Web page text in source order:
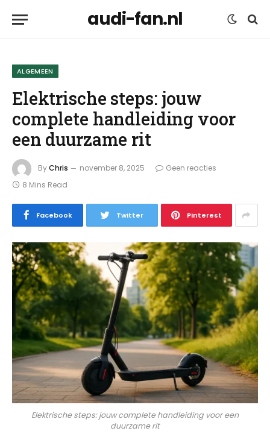
audi-fan.nl
ALGEMEEN
Elektrische steps: jouw
complete handleiding voor
een duurzame rit
ByChris november 8, 2025
Geen reacties
8 Mins Read
Facebook Twitter Pinterest
Elektrische steps: jouw complete handleiding voor een
duurzame rit